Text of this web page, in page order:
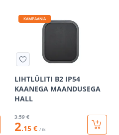
KAMPAANIA
LIHTLÜLITI B2 IP54
KAANEGA MAANDUSEGA
HALL
3.59 €
2.15 € / tk